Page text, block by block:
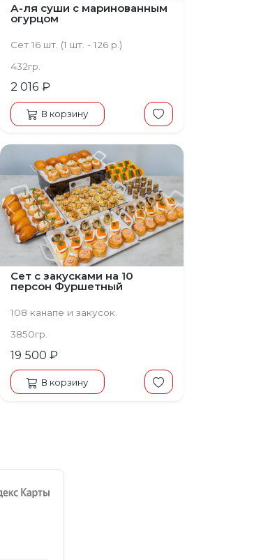
А-ля суши с маринованным
огурцом
Сет 16 шт. (1 шт. - 126 р.)
432гр.
2 016 ₽
В корзину
Предыдущий Следующий
Сет с закусками на 10
персон Фуршетный
108 канапе и закусок.
3850гр.
19 500 ₽
В корзину